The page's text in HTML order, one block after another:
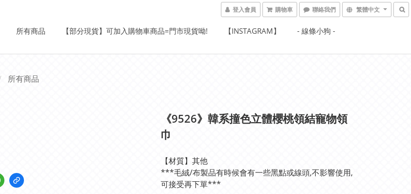
登入會員 購物車 聯絡我們 繁體中文
所有商品 【部分現貨】可加入購物車商品=門市現貨呦! 【INSTAGRAM】 - 線條小狗 -
所有商品
《9526》韓系撞色立體櫻桃領結寵物領
巾
【材質】其他
***毛絨/布製品有時候會有一些黑點或線頭,不影響使用,
可接受再下單***